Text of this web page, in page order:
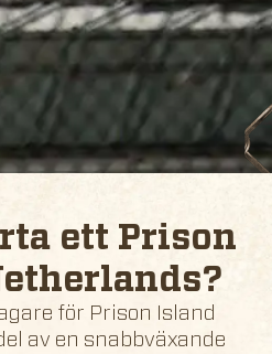
ett Prison
?
för Prison Island
av en snabbväxande